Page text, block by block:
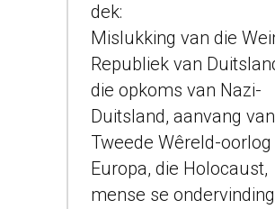
dek:
Mislukking van die
Republiek van
die opkoms van Nazi-
Duitsland, aanvang
Tweede Wêreld-oorlog
Europa, die Holocaust,
mense se